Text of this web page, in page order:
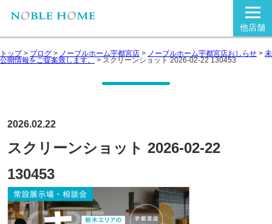
他店舗
トップ> ブログ > ノーブルホーム宇都宮店 > ノーブルホーム宇都宮店おしらせ > 未
公開情報をご提案致します。 > スクリーンショット 2026-02-22 130453
2026.02.22
スクリーンショット 2026-02-22
130453